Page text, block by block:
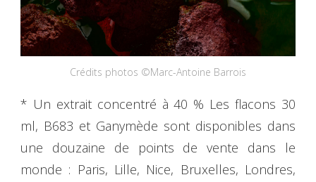
Crédits photos ©Marc-Antoine Barrois
* Un extrait concentré à 40 % Les flacons 30
ml, B683 et Ganymède sont disponibles dans
une douzaine de points de vente dans le
monde : Paris, Lille, Nice, Bruxelles, Londres,